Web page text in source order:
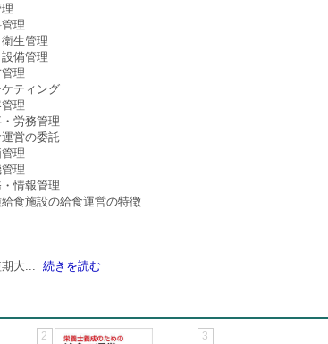
理
生管理
備管理
理
ティング
理
労務管理
営の委託
理
理
情報管理
食施設の給食運営の特徴
大
続きを読む
2 3